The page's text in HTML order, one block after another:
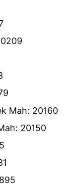
Mah: 20160
20150